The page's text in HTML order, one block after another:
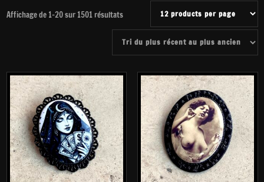
Affichage de 1–20 sur 1501 résultatsTrié
plus
plus
ancien